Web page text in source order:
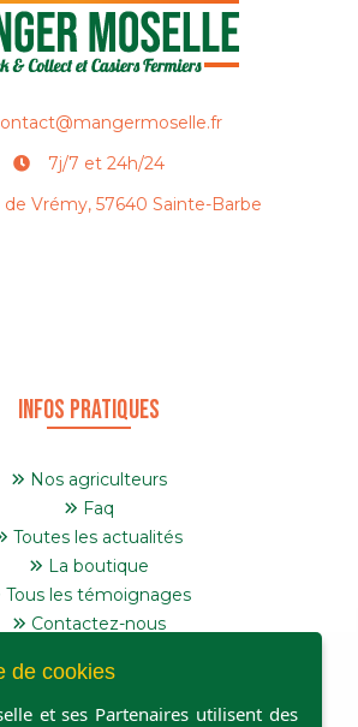
7j/7 et 24h/24
de Vrémy, 57640 Sainte-Barbe
Infos pratiques
Nos agriculteurs
Faq
Toutes les actualités
La boutique
Tous les témoignages
Contactez-nous
de cookies
et ses Partenaires utilisent des